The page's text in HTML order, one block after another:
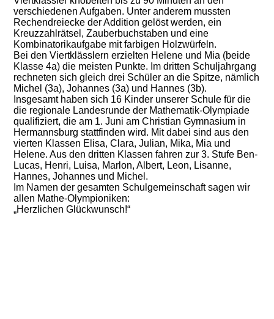
verschiedenen Aufgaben. Unter anderem mussten
Rechendreiecke der Addition gelöst werden, ein
Kreuzzahlrätsel, Zauberbuchstaben und eine
Kombinatorikaufgabe mit farbigen Holzwürfeln.
Bei den Viertklässlern erzielten Helene und Mia (beide
Klasse 4a) die meisten Punkte. Im dritten Schuljahrgang
rechneten sich gleich drei Schüler an die Spitze, nämlich
Michel (3a), Johannes (3a) und Hannes (3b).
Insgesamt haben sich 16 Kinder unserer Schule für die
die regionale Landesrunde der Mathematik-Olympiade
qualifiziert, die am 1. Juni am Christian Gymnasium in
Hermannsburg stattfinden wird. Mit dabei sind aus den
vierten Klassen Elisa, Clara, Julian, Mika, Mia und
Helene. Aus den dritten Klassen fahren zur 3. Stufe Ben-
Lucas, Henri, Luisa, Marlon, Albert, Leon, Lisanne,
Hannes, Johannes und Michel.
Im Namen der gesamten Schulgemeinschaft sagen wir
allen Mathe-Olympioniken:
„Herzlichen Glückwunsch!“